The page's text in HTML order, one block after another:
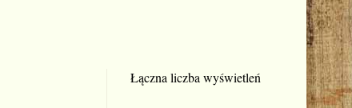
Łączna liczba wyświetleń